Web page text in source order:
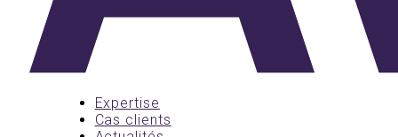
Expertise
Cas clients